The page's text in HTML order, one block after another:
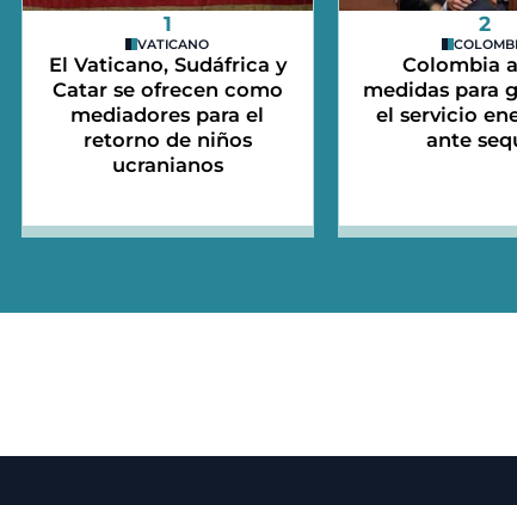
1
VATICANO
El Vaticano, Sudáfrica y
Catar se ofrecen como
mediadores para el
retorno de niños
ucranianos
2
Colombia
medidas para
el servicio
ante